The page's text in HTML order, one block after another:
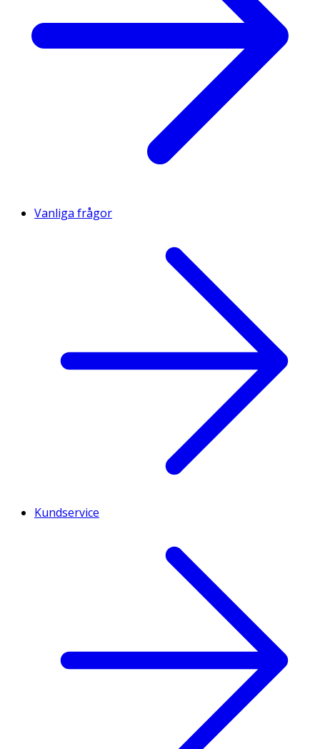
Vanliga frågor
Kundservice